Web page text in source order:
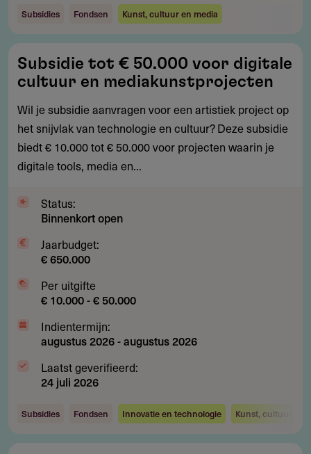
Subsidies Fondsen Kunst, cultuur en media
tot
€
50.000
voor
digitale
cultuur
mediakunstprojecten
Subsidie tot € 50.000 voor digitale
cultuur en mediakunstprojecten
Wil je subsidie aanvragen voor een artistiek project op
het snijvlak van technologie en cultuur? Deze subsidie
biedt € 10.000 tot € 50.000 voor projecten waarin je
digitale tools, media en...
Status:
Binnenkort open
Jaarbudget:
€ 650.000
Per uitgifte
€ 10.000 - € 50.000
Indientermijn:
augustus 2026-augustus 2026
Laatst geverifieerd:
24 juli 2026
Subsidies Fondsen Innovatie en technologie Kunst, cultuur en